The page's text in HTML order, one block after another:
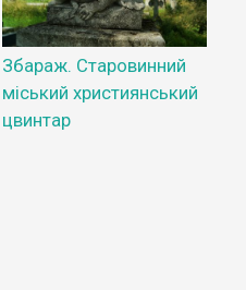
Збараж. Старовинний
міський християнський
цвинтар